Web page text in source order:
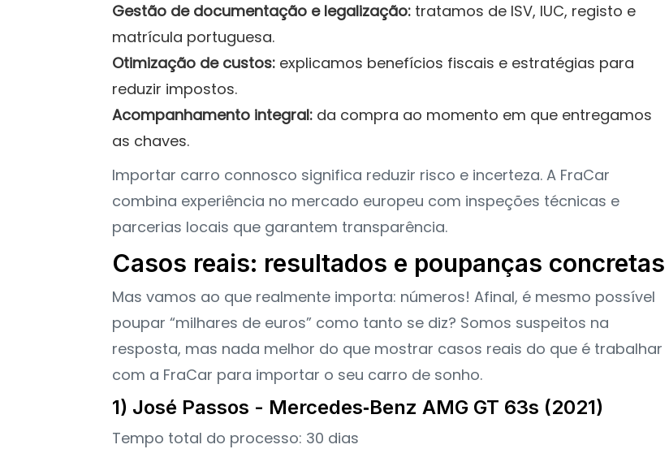
Gestão de documentação e legalização: tratamos de ISV, IUC, registo e
matrícula portuguesa.
Otimização de custos: explicamos benefícios fiscais e estratégias para
reduzir impostos.
Acompanhamento integral: da compra ao momento em que entregamos
as chaves.
Importar carro connosco significa reduzir risco e incerteza. A FraCar
combina experiência no mercado europeu com inspeções técnicas e
parcerias locais que garantem transparência.
Casos reais: resultados e poupanças concretas
Mas vamos ao que realmente importa: números! Afinal, é mesmo possível
poupar “milhares de euros” como tanto se diz? Somos suspeitos na
resposta, mas nada melhor do que mostrar casos reais do que é trabalhar
com a FraCar para importar o seu carro de sonho.
1) José Passos - Mercedes‑Benz AMG GT 63s (2021)
Tempo total do processo: 30 dias